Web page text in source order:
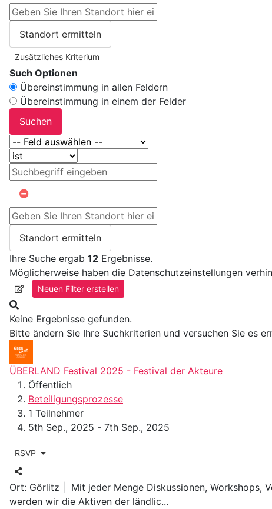
Standort ermitteln
Zusätzliches Kriterium
Such Optionen
Übereinstimmung in allen Feldern
Übereinstimmung in einem der Felder
Suchen
Standort ermitteln
Ihre Suche ergab 12 Ergebnisse.
Möglicherweise haben die Datenschutzeinstellungen
Neuen Filter erstellen
Keine Ergebnisse gefunden.
Bitte ändern Sie Ihre Suchkriterien und versuchen Sie es
ÜBERLAND Festival 2025 - Festival der Akteure
Öffentlich
Beteiligungsprozesse
1 Teilnehmer
5th Sep., 2025 - 7th Sep., 2025
RSVP
Ort: Görlitz | Mit jeder Menge Diskussionen, Workshops,
werden wir die Aktiven der ländlic...